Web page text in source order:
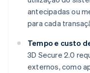
antecipadas ou
para cada
Tempo e custo
3D Secure 2.0
externos, como